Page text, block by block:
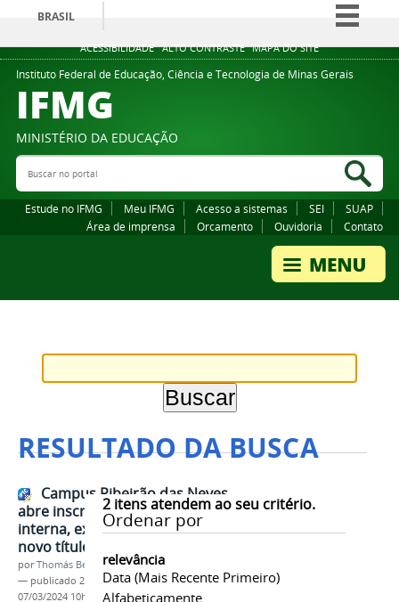
ACESSIBILIDADE ALTO CONTRASTE MAPA DO SITE
BRASIL
Simplifique!
Comunica BR
Legislação
Instituto Federal de Educação, Ciência e Tecnologia de Minas Gerais
IFMG
MINISTÉRIO DA EDUCAÇÃO
Buscar no portal
Estude no IFMG Meu IFMG Acesso a sistemas SEI
SUAP
Área de imprensa
Orcamento Ouvidoria Contato
RESULTADO DA BUSCA
2itens atendem ao seu critério.
Ordenar por
relevância
Data (mais Recente Primeiro)
Alfabeticamente
Campus Ribeirão das Neves
abre inscrições para transferência
interna, externa e obtenção de
novo título
porThomás Bertozzi de Oliveira e Sousa Leão
— publicado 20/06/2023 —última modificação
07/03/2024 10h22